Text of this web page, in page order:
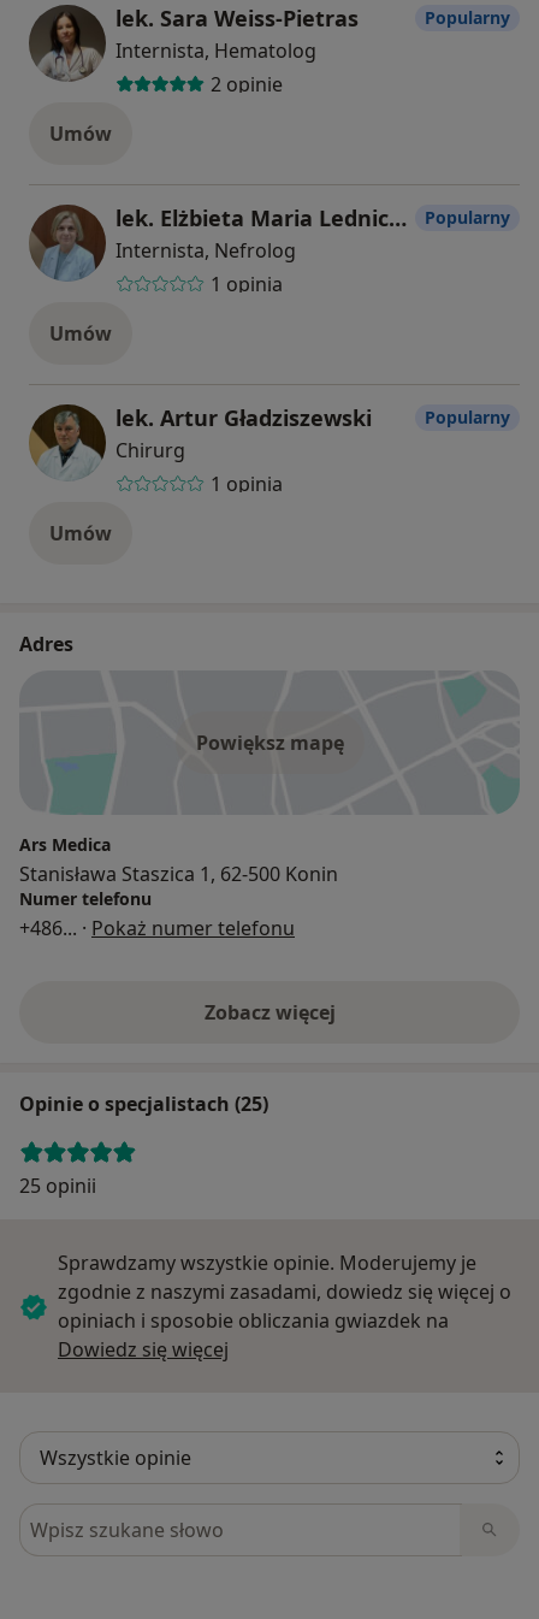
lek. Sara Weiss-Pietras
Internista, Hematolog
2 opinie
Popularny
Umów
lek. Elżbieta Maria Lednicka-Budna
Internista, Nefrolog
1 opinia
Popularny
Umów
lek. Artur Gładziszewski
Chirurg
1 opinia
Popularny
Umów
Adres
Powiększ mapę
Ars Medica
Stanisława Staszica 1, 62-500 Konin
Numer telefonu
+486... · Pokaż numer telefonu
Zobacz więcej
Opinie o specjalistach (25)
25 opinii
Sprawdzamy wszystkie opinie. Moderujemy je
zgodnie z naszymi zasadami, dowiedz się więcej o
opiniach i sposobie obliczania gwiazdek na
Dowiedz się więcej
Szukaj w opiniach